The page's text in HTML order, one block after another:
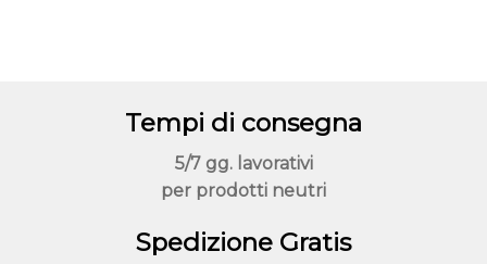
pagina
del
prodotto
Tempi di consegna
5/7 gg. lavorativi
per prodotti neutri
Spedizione Gratis